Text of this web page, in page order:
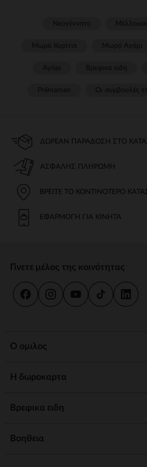
ΔΩΡΕΆΝ ΠΑΡΆΔΟΣΗ ΣΤΟ
ΑΣΦΑΛΉΣ ΠΛΗΡΩΜΉ
ΒΡΕΊΤΕ ΤΟ ΚΟΝΤΙΝΌΤΕΡΟ
ΕΦΑΡΜΟΓΉ ΓΙΑ ΚΙΝΗΤΆ
Γίνετε μέλος της κοινότητας
Ο ομιλος
Η δωροκαρτα
Βρεφικα ειδη
Βοηθεια